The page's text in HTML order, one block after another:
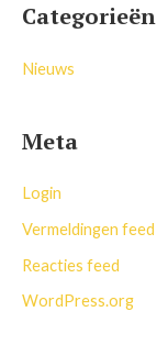
Categorieën
Nieuws
Meta
Login
Vermeldingen feed
Reacties feed
WordPress.org